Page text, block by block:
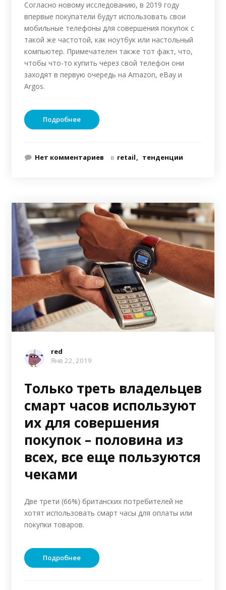
Согласно новому исследованию, в 2019 году
впервые покупатели будут использовать свои
мобильные телефоны для совершения покупок с
такой же частотой, как ноутбук или настольный
компьютер. Примечателен также тот факт, что,
чтобы что-то купить через свой телефон они
заходят в первую очередь на Amazon, eBay и
Argos.
Подробнее
Нет комментариев в retail тенденции
red
Янв 22, 2019
Только треть владельцев
смарт часов используют
их для совершения
покупок – половина из
всех, все еще пользуются
чеками
Две трети (66%) британских потребителей не
хотят использовать смарт часы для оплаты или
покупки товаров.
Подробнее